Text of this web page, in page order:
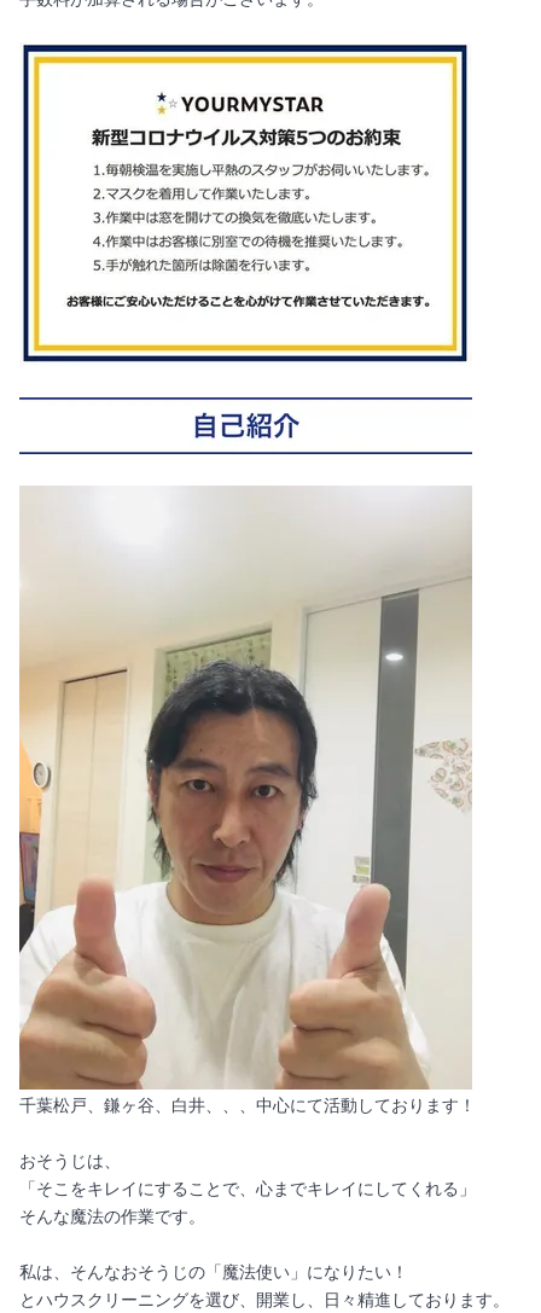
千葉松戸、鎌ヶ谷、白井、、、中心にて活動しております！
おそうじは、
「そこをキレイにすることで、心までキレイにしてくれる」
そんな魔法の作業です。
私は、そんなおそうじの「魔法使い」になりたい！
とハウスクリーニングを選び、開業し、日々精進しております。